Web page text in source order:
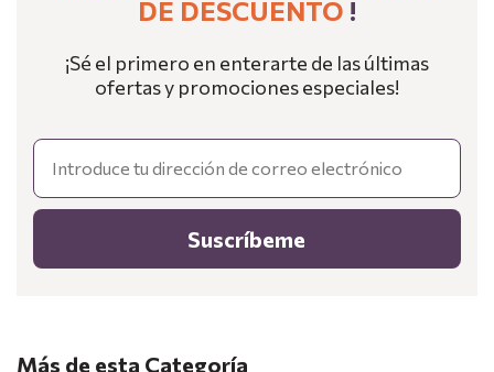
DE DESCUENTO !
¡Sé el primero en enterarte de las últimas
ofertas y promociones especiales!
Email
Suscríbeme
Más de esta Categoría